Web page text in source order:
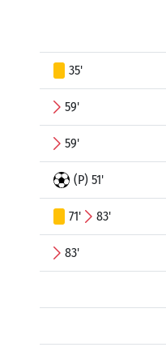
35'
59'
59'
(P) 51'
71' 83'
83'